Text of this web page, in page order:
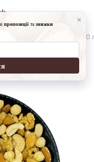
Микс из сырых Орехов 200